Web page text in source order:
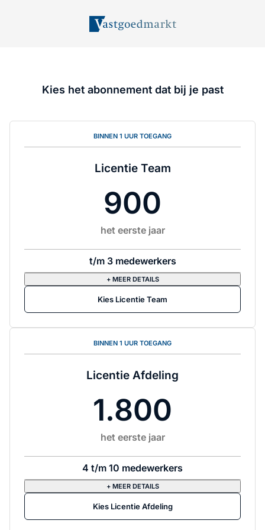
Kies het abonnement dat bij je past
BINNEN 1 UUR TOEGANG
Licentie Team
900
het eerste jaar
t/m 3 medewerkers
+ MEER DETAILS
Kies Licentie Team
BINNEN 1 UUR TOEGANG
Licentie Afdeling
1.800
het eerste jaar
4 t/m 10 medewerkers
+ MEER DETAILS
Kies Licentie Afdeling